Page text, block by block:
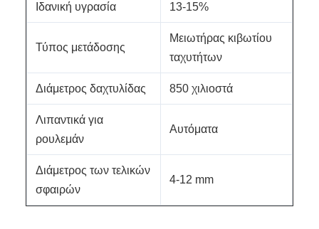
Ιδανική υγρασία 13-15%
Τύπος μετάδοσης
Μειωτήρας κιβωτίου
ταχυτήτων
Διάμετρος δαχτυλίδας 850 χιλιοστά
Λιπαντικά για
ρουλεμάν
Αυτόματα
Διάμετρος των τελικών
σφαιρών
4-12 mm